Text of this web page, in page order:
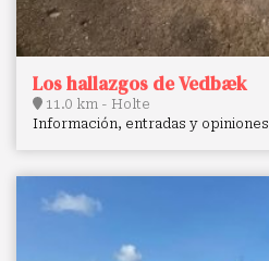
Los hallazgos de Vedbæk
11.0 km - Holte
Información, entradas y opiniones